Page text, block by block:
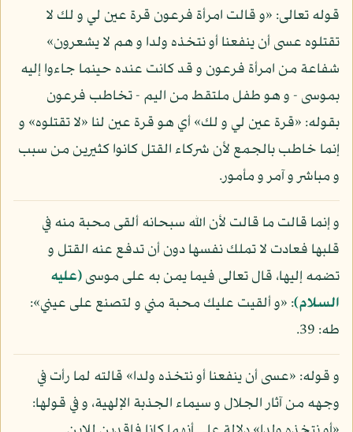
قوله تعالى: «و قالت امرأة فرعون قرة عين لي و لك لا
تقتلوه عسى أن ينفعنا أو نتخذه ولدا و هم لا يشعرون»
شفاعة من امرأة فرعون و قد كانت عنده حينما جاءوا إليه
بموسى - و هو طفل ملتقط من اليم - تخاطب فرعون
بقوله: «قرة عين لي و لك» أي هو قرة عين لنا «لا تقتلوه» و
إنما خاطب بالجمع لأن شركاء القتل كانوا كثيرين من سبب
و مباشر و آمر و مأمور.
و إنما قالت ما قالت لأن الله سبحانه ألقى محبة منه في
قلبها فعادت لا تملك نفسها دون أن تدفع عنه القتل و
تضمه إليها، قال تعالى فيما يمن به على موسى(عليه
السلام): «و ألقيت عليك محبة مني و لتصنع على عيني»:
طه: 39.
و قوله: «عسى أن ينفعنا أو نتخذه ولدا» قالته لما رأت في
وجهه من آثار الجلال و سيماء الجذبة الإلهية، و في قولها: